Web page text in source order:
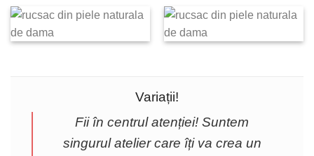
Variații!
Fii în centrul atenției! Suntem
singurul atelier care îți va crea un